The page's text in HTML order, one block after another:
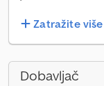
Zatražite
Dobavljač